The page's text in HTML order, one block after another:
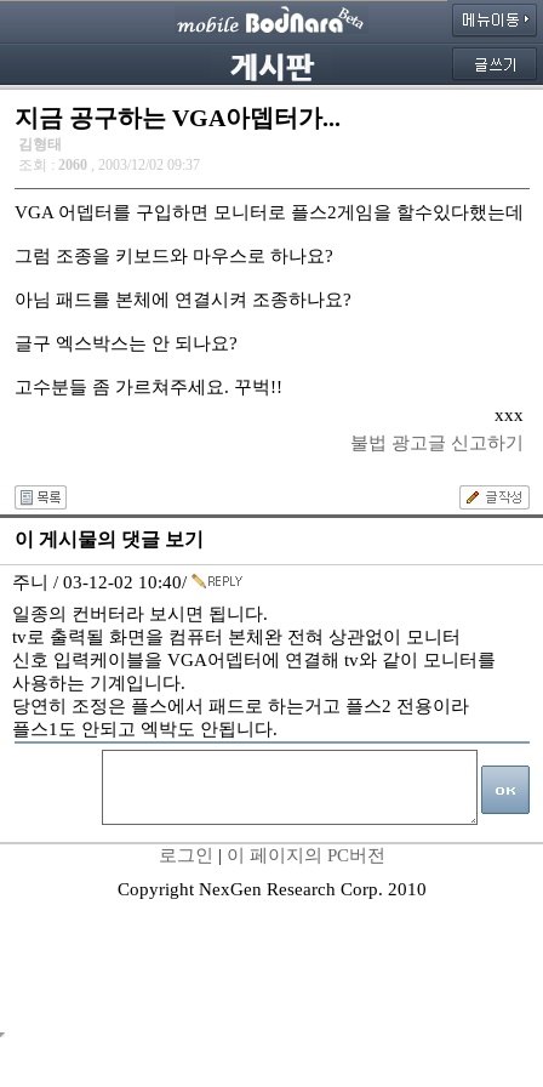
지금 공구하는 VGA아뎁터가...
김형태
조회 : 2060 , 2003/12/02 09:37
VGA 어뎁터를 구입하면 모니터로 플스2게임을 할수있다했는데
그럼 조종을 키보드와 마우스로 하나요?
아님 패드를 본체에 연결시켜 조종하나요?
글구 엑스박스는 안 되나요?
고수분들 좀 가르쳐주세요. 꾸벅!!
xxx
불법 광고글 신고하기
이 게시물의 댓글 보기
주니 / 03-12-02 10:40/
일종의 컨버터라 보시면 됩니다.
tv로 출력될 화면을 컴퓨터 본체완 전혀 상관없이 모니터
신호 입력케이블을 VGA어뎁터에 연결해 tv와 같이 모니터를
사용하는 기계입니다.
당연히 조정은 플스에서 패드로 하는거고 플스2 전용이라
플스1도 안되고 엑박도 안됩니다.
로그인 | 이 페이지의 PC버전
Copyright NexGen Research Corp. 2010